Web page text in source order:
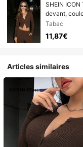
SHEIN
devant,
Tabac
11,87€
Articles similaires